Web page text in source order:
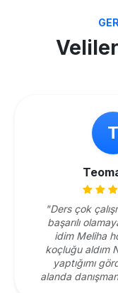
T
"Ders çok
başarılı
idim Meliha
koçluğu aldım
yaptığımı
alanda